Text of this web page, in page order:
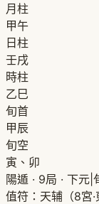
月柱
甲午
日柱
壬戌
時柱
乙巳
旬首
甲辰
旬空
寅、卯
陽遁 · 9局 · 下元
值符：天辅（8宮·